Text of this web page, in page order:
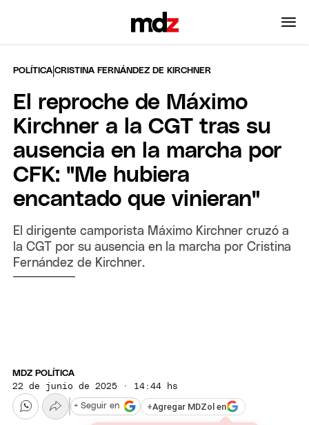
POLÍTICA |CRISTINA FERNÁNDEZ DE KIRCHNER
El reproche de Máximo
Kirchner a la CGT tras su
ausencia en la marcha por
CFK: "Me hubiera
encantado que vinieran"
El dirigente camporista Máximo Kirchner cruzó a
la CGT por su ausencia en la marcha por Cristina
Fernández de Kirchner.
MDZ POLÍTICA
22 de junio de 2025 · 14:44 hs
+Agregar MDZol en
+ Seguir en